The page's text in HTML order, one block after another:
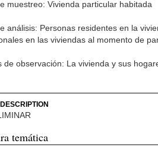
muestreo: Vivienda particular habitada
análisis: Personas residentes en la
en las viviendas al momento de
de observación: La vivienda y sus
temática